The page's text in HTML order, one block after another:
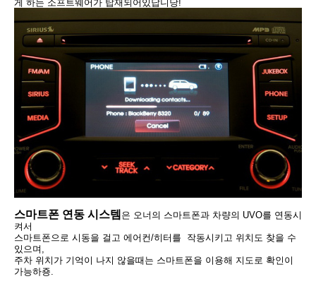
게 하는 소프트웨어가 탑재되어있답니당!
스마트폰 연동 시스템 은 오너의 스마트폰과 차량의 UVO를 연동시
켜서
스마트폰으로 시동을 걸고 에어컨/히터를 작동시키고 위치도 찾을 수
있으며,
주차 위치가 기억이 나지 않을때는 스마트폰을 이용해 지도로 확인이
가능하죵.